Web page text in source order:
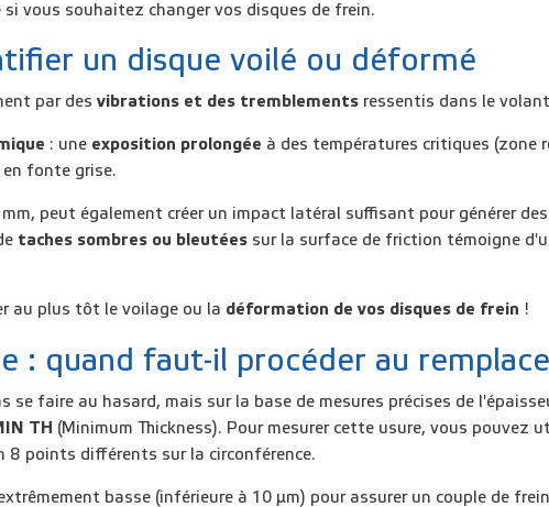
vous souhaitez changer vos disques de frein.
un disque voilé ou déformé
par des vibrations et des tremblements ressentis dans le
: une exposition prolongée à des températures critiques (zone
fonte grise.
peut également créer un impact latéral suffisant pour générer des
taches sombres ou bleutées sur la surface de friction témoigne
au plus tôt le voilage ou la déformation de vos disques de frein !
: quand faut-il procéder au
se faire au hasard, mais sur la base de mesures précises de
TH (Minimum Thickness). Pour mesurer cette usure, vous pouvez
8 points différents sur la circonférence.
basse (inférieure à 10 µm) pour assurer un couple de